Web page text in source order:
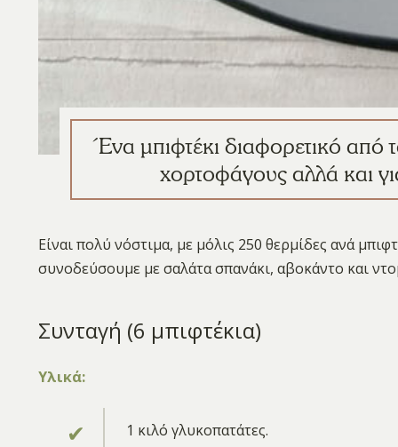
Ένα μπιφτέκι διαφορετικό από
χορτοφάγους αλλά και
Είναι πολύ νόστιμα, με μόλις 250 θερμίδες ανά
συνοδεύσουμε με σαλάτα σπανάκι, αβοκάντο και
Συνταγή (6 μπιφτέκια)
Υλικά:
1 κιλό γλυκοπατάτες.